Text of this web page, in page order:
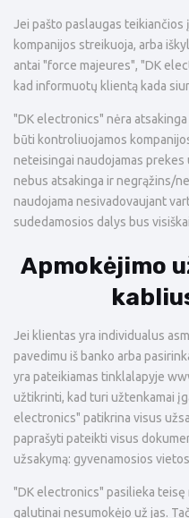
Jei pašto paslaugas
kompanijos streikuoja, arba
antai "force majeures", "DK
kad informuotų klientą kada
"DK electronics" nėra
būti kontroliuojamos
neteisingai naudojamas
nebus atsakinga ir negrąžins/
naudojama nesivadovaujant
sudedamosios dalys bus
Apmokėjimo
Jei klientas yra individualus
pavedimu iš banko arba
yra pateikiamas tinklalapyje
užtikrinti, kad turi užtenkamai
electronics" patikrina visus
paprašyti pateikti visus
užsakymą: gyvenamosios
"DK electronics" pasilieka
galutinai nesumokėjo už jas.